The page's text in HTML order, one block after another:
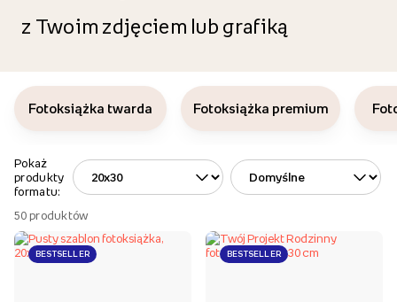
z Twoim zdjęciem lub grafiką
Fotoksiążka twarda Fotoksiążka premium
Pokaż
produkty
formatu:
50 produktów
BESTSELLER BESTSELLER